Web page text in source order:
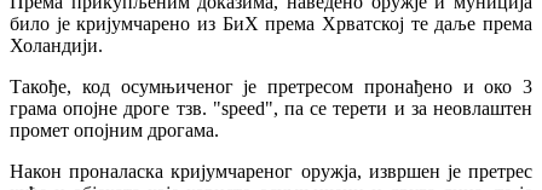
било је кријумчарено из БиХ према Хрватској те даље према
Холандији.
Такође, код осумњиченог је претресом пронађено и око 3
грама опојне дроге тзв. "speed", па се терети и за неовлаштен
промет опојним дрогама.
Након проналаска кријумчареног оружја, извршен је претрес